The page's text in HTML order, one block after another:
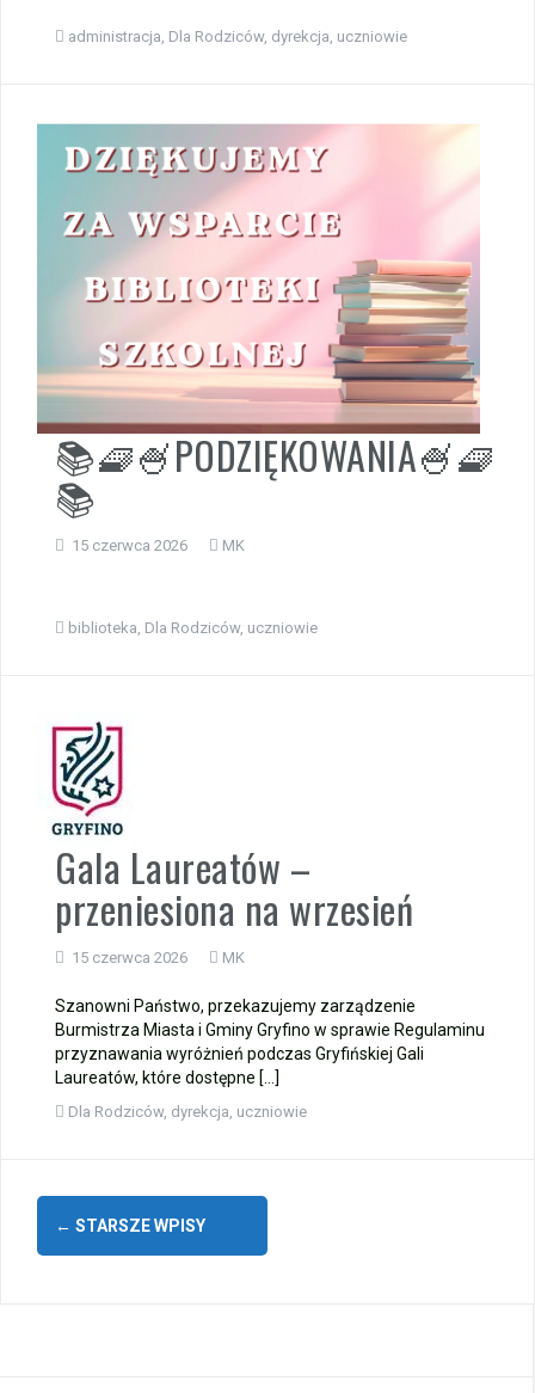
administracja Dla Rodziców, dyrekcja uczniowie
📚🧇🍧PODZIĘKOWANIA🍧🧇
📚
15 czerwca 2026 MK
biblioteka Dla Rodziców, uczniowie
Gala Laureatów –
przeniesiona na wrzesień
15 czerwca 2026 MK
Szanowni Państwo, przekazujemy zarządzenie
Burmistrza Miasta i Gminy Gryfino w sprawie Regulaminu
przyznawania wyróżnień podczas Gryfińskiej Gali
Laureatów, które dostępne […]
Dla Rodziców, dyrekcja uczniowie
Nawigacja
po
← STARSZE WPISY